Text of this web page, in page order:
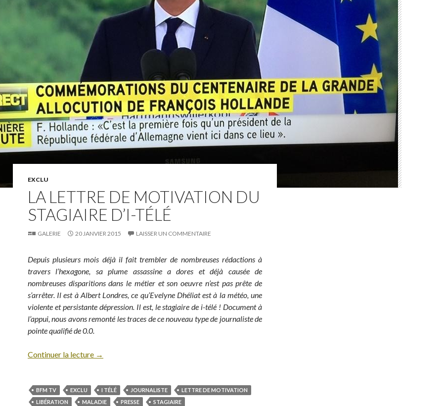
EXCLU
LA LETTRE DE MOTIVATION DU
STAGIAIRE D’I-TÉLÉ
GALERIE 20 JANVIER 2015 LAISSER UN COMMENTAIRE
Depuis plusieurs mois déjà il fait trembler de nombreuses rédactions à
travers l’hexagone, sa plume assassine a dores et déjà causée de
nombreuses disparitions dans le métier et son oeuvre n’est pas prête de
s’arrêter. Il est à Albert Londres, ce qu’Evelyne Dhéliat est à la météo, une
violente et persistante dépression. Il est, le stagiaire de i-télé ! Document à
l’appui, nous avons remonté les traces de ce nouveau type de journaliste de
pointe qualifié de 0.0.
Continuer la lecture →
BFM TV EXCLU I TÉLÉ JOURNALISTE
LETTRE DE MOTIVATION
LIBÉRATION
MALADIE PRESSE STAGIAIRE